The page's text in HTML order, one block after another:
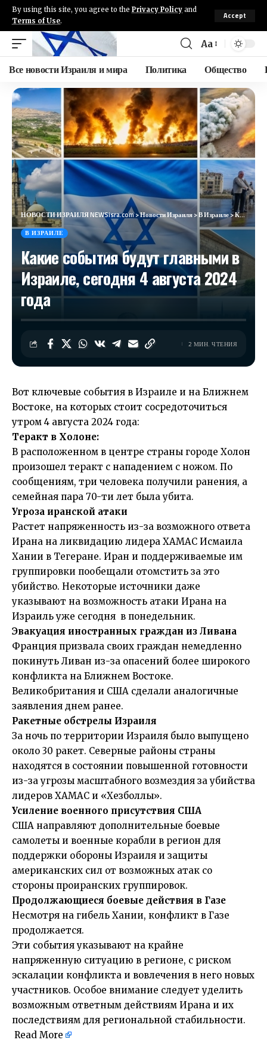
By using this site, you agree to the Privacy Policy and
Terms of Use.
Accept
Aa
Все новости Израиля и мира Политика Общество
НОВОСТИ ИЗРАИЛЯ NEWSisra.com>Новости Израиля>В Израиле>Какие события будут главными в Израиле, сегодня 4 августа 2024 года
В ИЗРАИЛЕ
Какие события будут главными в
Израиле, сегодня 4 августа 2024
года
2 МИН. ЧТЕНИЯ
Вот ключевые события в Израиле и на Ближнем
Востоке, на которых стоит сосредоточиться
утром 4 августа 2024 года:
Теракт в Холоне:
В расположенном в центре страны городе Холон
произошел теракт с нападением с ножом. По
сообщениям, три человека получили ранения, а
семейная пара 70-ти лет была убита.
Угроза иранской атаки
Растет напряженность из-за возможного ответа
Ирана на ликвидацию лидера ХАМАС Исмаила
Хании в Тегеране. Иран и поддерживаемые им
группировки пообещали отомстить за это
убийство. Некоторые источники даже
указывают на возможность атаки Ирана на
Израиль уже сегодня в понедельник.
Эвакуация иностранных граждан из Ливана
Франция призвала своих граждан немедленно
покинуть Ливан из-за опасений более широкого
конфликта на Ближнем Востоке.
Великобритания и США сделали аналогичные
заявления днем ранее.
Ракетные обстрелы Израиля
За ночь по территории Израиля было выпущено
около 30 ракет. Северные районы страны
находятся в состоянии повышенной готовности
из-за угрозы масштабного возмездия за убийства
лидеров ХАМАС и «Хезболлы».
Усиление военного присутствия США
США направляют дополнительные боевые
самолеты и военные корабли в регион для
поддержки обороны Израиля и защиты
американских сил от возможных атак со
стороны проиранских группировок.
Продолжающиеся боевые действия в Газе
Несмотря на гибель Хании, конфликт в Газе
продолжается.
Эти события указывают на крайне
напряженную ситуацию в регионе, с риском
эскалации конфликта и вовлечения в него новых
участников. Особое внимание следует уделить
возможным ответным действиям Ирана и их
последствиям для региональной стабильности.
Read More